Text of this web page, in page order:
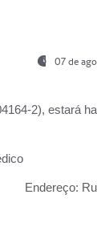
07 de
2), estará
Endereço: